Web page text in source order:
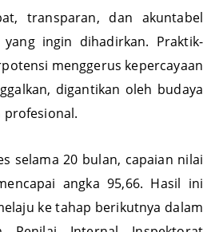
transparan, dan akuntabel
ingin dihadirkan. Praktik-
menggerus kepercayaan
digantikan oleh budaya
selama 20 bulan, capaian nilai
angka 95,66. Hasil ini
ke tahap berikutnya dalam